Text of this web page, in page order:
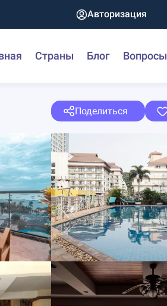
Авторизация
Страны Блог Вопросы
Поделиться